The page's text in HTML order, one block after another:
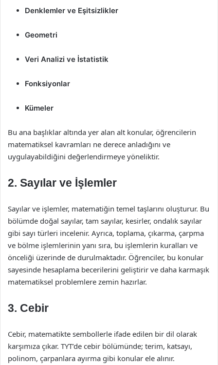
Denklemler ve Eşitsizlikler
Geometri
Veri Analizi ve İstatistik
Fonksiyonlar
Kümeler
Bu ana başlıklar altında yer alan alt konular, öğrencilerin
matematiksel kavramları ne derece anladığını ve
uygulayabildiğini değerlendirmeye yöneliktir.
2. Sayılar ve İşlemler
Sayılar ve işlemler, matematiğin temel taşlarını oluşturur. Bu
bölümde doğal sayılar, tam sayılar, kesirler, ondalık sayılar
gibi sayı türleri incelenir. Ayrıca, toplama, çıkarma, çarpma
ve bölme işlemlerinin yanı sıra, bu işlemlerin kuralları ve
önceliği üzerinde de durulmaktadır. Öğrenciler, bu konular
sayesinde hesaplama becerilerini geliştirir ve daha karmaşık
matematiksel problemlere zemin hazırlar.
3. Cebir
Cebir, matematikte sembollerle ifade edilen bir dil olarak
karşımıza çıkar. TYT’de cebir bölümünde; terim, katsayı,
polinom, çarpanlara ayırma gibi konular ele alınır.